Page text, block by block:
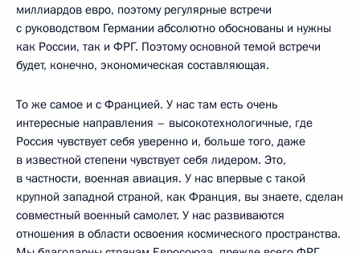
миллиардов евро, поэтому регулярные встречи
с руководством Германии абсолютно обоснованы и нужны
как России, так и ФРГ. Поэтому основной темой встречи
будет, конечно, экономическая составляющая.
То же самое и с Францией. У нас там есть очень
интересные направления – высокотехнологичные, где
Россия чувствует себя уверенно и, больше того, даже
в известной степени чувствует себя лидером. Это,
в частности, военная авиация. У нас впервые с такой
крупной западной страной, как Франция, вы знаете, сделан
совместный военный самолет. У нас развиваются
отношения в области освоения космического пространства.